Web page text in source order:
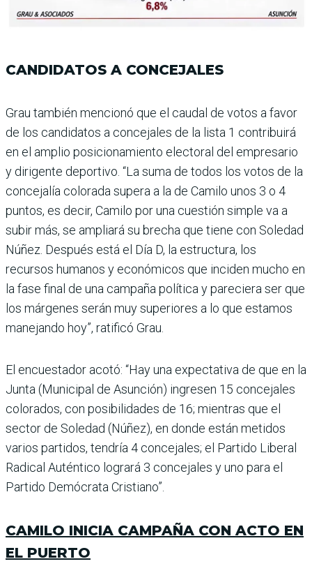
CANDIDATOS A CONCEJALES
Grau también mencionó que el caudal de votos a favor
de los candidatos a concejales de la lista 1 contribuirá
en el amplio posicionamiento electoral del empresario
y dirigente depor­tivo. “La suma de todos los votos de la
concejalía colorada supera a la de Camilo unos 3 o 4
puntos, es decir, Camilo por una cuestión simple va a
subir más, se ampliará su brecha que tiene con Soledad
Núñez. Des­pués está el Día D, la estructura, los
recursos humanos y econó­micos que inciden mucho en
la fase final de una campaña política y pareciera ser que
los márgenes serán muy superio­res a lo que estamos
mane­jando hoy”, ratificó Grau.
El encuestador acotó: “Hay una expectativa de que en la
Junta (Municipal de Asun­ción) ingresen 15 concejales
colorados, con posibilidades de 16; mientras que el
sec­tor de Soledad (Núñez), en donde están metidos
varios partidos, tendría 4 conceja­les; el Partido Liberal
Radi­cal Auténtico logrará 3 con­cejales y uno para el
Partido Demócrata Cristiano”.
CAMILO INICIA CAMPAÑA CON ACTO EN
EL PUERTO